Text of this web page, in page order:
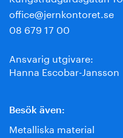
office@jernkontoret.se
08 679 17 00
Ansvarig utgivare:
Hanna Escobar-Jansson
Besök även:
Metalliska material